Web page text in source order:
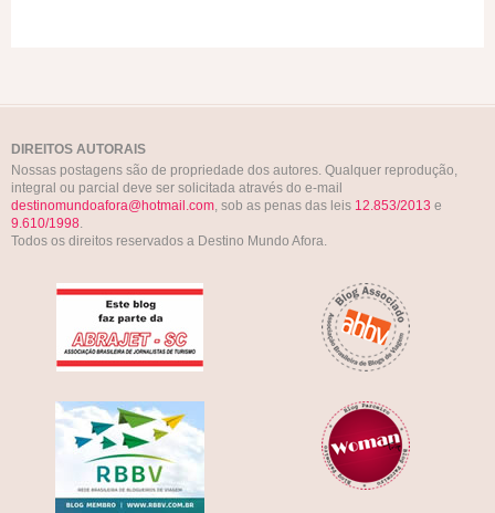
DIREITOS AUTORAIS
Nossas postagens são de propriedade dos autores. Qualquer reprodução,
integral ou parcial deve ser solicitada através do e-mail
destinomundoafora@hotmail.com , sob as penas das leis 12.853/2013 e
9.610/1998
Todos os direitos reservados a Destino Mundo Afora.